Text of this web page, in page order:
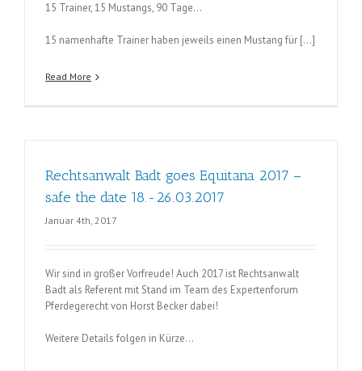
15 Trainer, 15 Mustangs, 90 Tage…
15 namenhafte Trainer haben jeweils einen Mustang für […]
Read More
Rechtsanwalt Badt goes Equitana 2017 –
safe the date 18.-26.03.2017
Januar 4th, 2017
Wir sind in großer Vorfreude! Auch 2017 ist Rechtsanwalt
Badt als Referent mit Stand im Team des Expertenforum
Pferdegerecht von Horst Becker dabei!
Weitere Details folgen in Kürze…